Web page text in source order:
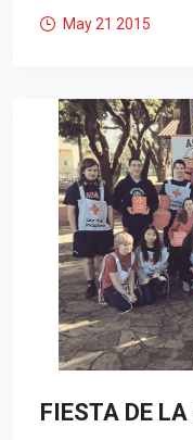
May 21 2015
FIESTA DE